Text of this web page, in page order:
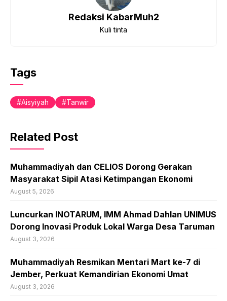
Redaksi KabarMuh2
Kuli tinta
Tags
Aisyiyah Tanwir
Related Post
Muhammadiyah dan CELIOS Dorong Gerakan
Masyarakat Sipil Atasi Ketimpangan Ekonomi
August 5, 2026
Luncurkan INOTARUM, IMM Ahmad Dahlan UNIMUS
Dorong Inovasi Produk Lokal Warga Desa Taruman
August 3, 2026
Muhammadiyah Resmikan Mentari Mart ke-7 di
Jember, Perkuat Kemandirian Ekonomi Umat
August 3, 2026